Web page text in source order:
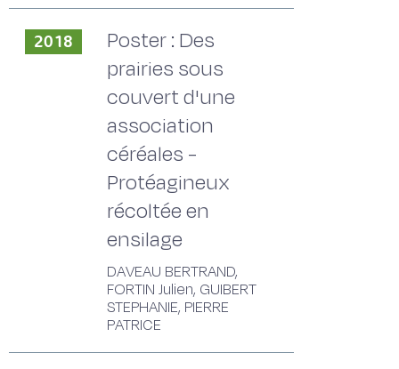
2018
Poster : Des
prairies sous
couvert d'une
association
céréales -
Protéagineux
récoltée en
ensilage
DAVEAU BERTRAND,
FORTIN Julien, GUIBERT
STEPHANIE, PIERRE
PATRICE